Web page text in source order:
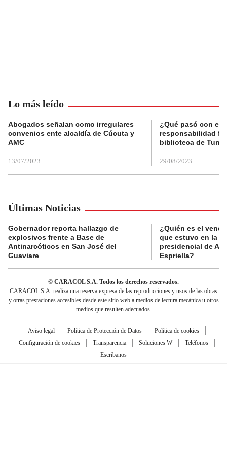
Lo más leído
Abogados señalan como irregulares
convenios ente alcaldía de Cúcuta y
AMC
13/07/2023
¿Qué pasó con el
responsabilidad
biblioteca de
29/08/2023
Últimas Noticias
Gobernador reporta hallazgo de
explosivos frente a Base de
Antinarcóticos en San José del
Guaviare
¿Quién es el
que estuvo en la
presidencial de
Espriella?
© CARACOL S.A. Todos los derechos reservados.
CARACOL S.A. realiza una reserva expresa de las reproducciones y usos de las obras
y otras prestaciones accesibles desde este sitio web a medios de lectura mecánica u otros
medios que resulten adecuados.
Aviso legal Política de Protección de Datos
Política de cookies
Configuración de cookies
Transparencia Soluciones W
Teléfonos
Escríbanos